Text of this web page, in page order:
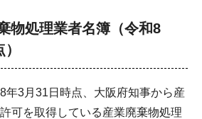
物処理業者名簿（令和8
年3月31日時点、大阪府知事から産
可を取得している産業廃棄物処理